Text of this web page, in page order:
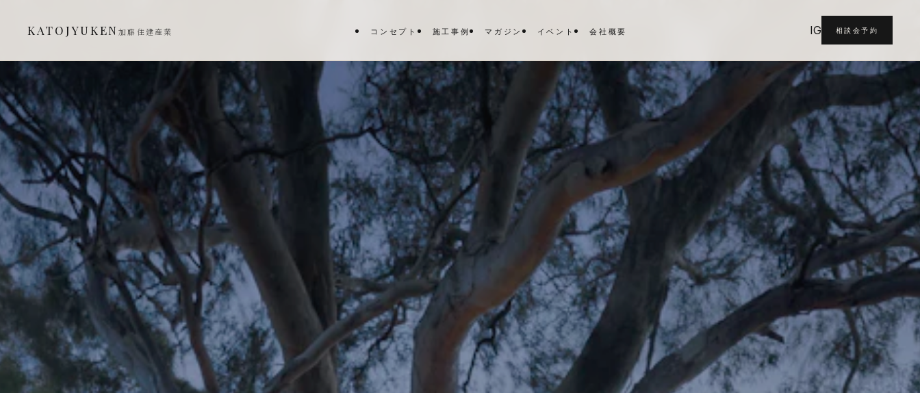
KATOJYUKEN加藤住建産業 コンセプト 施工事例 マガジン イベント 会社概要 IG 相談会予約